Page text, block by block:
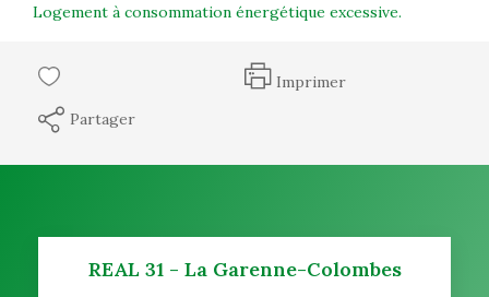
Logement à consommation énergétique excessive.
Imprimer
Partager
REAL 31 - La Garenne-Colombes